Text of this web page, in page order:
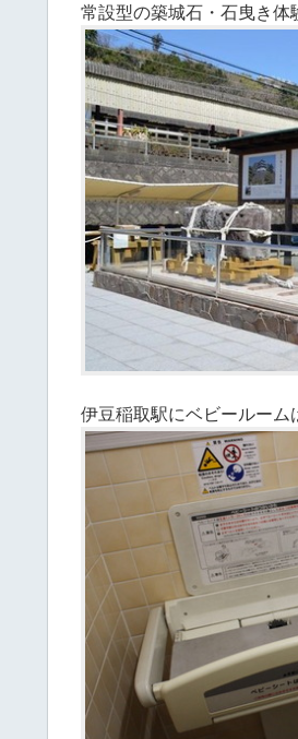
常設型の築城石・石曳き体
伊豆稲取駅にベビールーム